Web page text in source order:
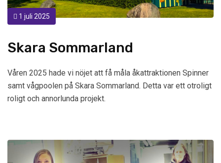
1 juli 2025
Skara Sommarland
Våren 2025 hade vi nöjet att få måla åkattraktionen Spinner
samt vågpoolen på Skara Sommarland. Detta var ett otroligt
roligt och annorlunda projekt.